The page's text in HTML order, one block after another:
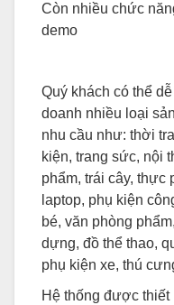
Còn nhiều chức
demo
Quý khách có thể
doanh nhiều loại
nhu cầu như: thời
kiện, trang sức, nội
phẩm, trái cây, thực
laptop, phụ kiện
bé, văn phòng
dựng, đồ thể thao,
phụ kiện xe, thú
Hệ thống được thiết